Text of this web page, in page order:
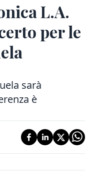
L.A.
per le
sarà
è